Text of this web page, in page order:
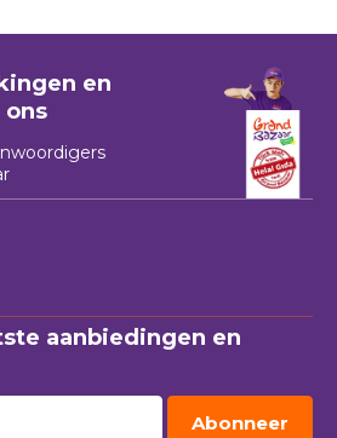
en
aanbiedingen en
Abonneer